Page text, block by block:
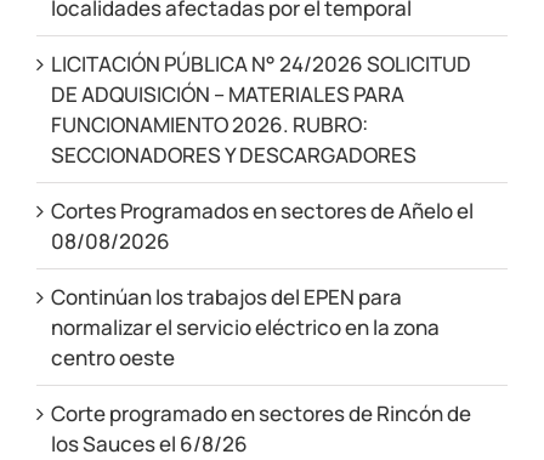
localidades afectadas por el temporal
LICITACIÓN PÚBLICA N° 24/2026 SOLICITUD
DE ADQUISICIÓN – MATERIALES PARA
FUNCIONAMIENTO 2026. RUBRO:
SECCIONADORES Y DESCARGADORES
Cortes Programados en sectores de Añelo el
08/08/2026
Continúan los trabajos del EPEN para
normalizar el servicio eléctrico en la zona
centro oeste
Corte programado en sectores de Rincón de
los Sauces el 6/8/26